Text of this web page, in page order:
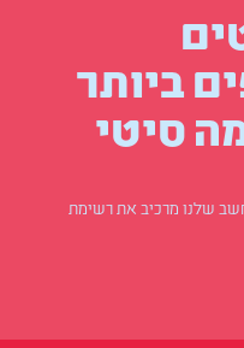
ביותר
סיטי
שלנו מרכיב את רשימת